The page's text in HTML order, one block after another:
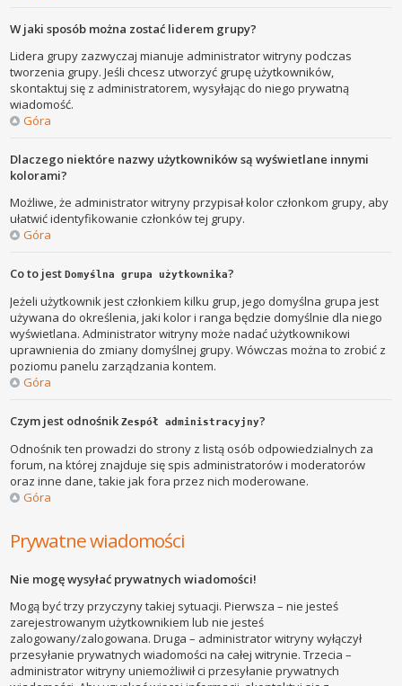
W jaki sposób można zostać liderem grupy?
Lidera grupy zazwyczaj mianuje administrator witryny podczas
tworzenia grupy. Jeśli chcesz utworzyć grupę użytkowników,
skontaktuj się z administratorem, wysyłając do niego prywatną
wiadomość.
Góra
Dlaczego niektóre nazwy użytkowników są wyświetlane innymi
kolorami?
Możliwe, że administrator witryny przypisał kolor członkom grupy, aby
ułatwić identyfikowanie członków tej grupy.
Góra
Co to jestDomyślna grupa użytkownika?
Jeżeli użytkownik jest członkiem kilku grup, jego domyślna grupa jest
używana do określenia, jaki kolor i ranga będzie domyślnie dla niego
wyświetlana. Administrator witryny może nadać użytkownikowi
uprawnienia do zmiany domyślnej grupy. Wówczas można to zrobić z
poziomu panelu zarządzania kontem.
Góra
Czym jest odnośnikZespół administracyjny?
Odnośnik ten prowadzi do strony z listą osób odpowiedzialnych za
forum, na której znajduje się spis administratorów i moderatorów
oraz inne dane, takie jak fora przez nich moderowane.
Góra
Prywatne wiadomości
Nie mogę wysyłać prywatnych wiadomości!
Mogą być trzy przyczyny takiej sytuacji. Pierwsza – nie jesteś
zarejestrowanym użytkownikiem lub nie jesteś
zalogowany/zalogowana. Druga – administrator witryny wyłączył
przesyłanie prywatnych wiadomości na całej witrynie. Trzecia –
administrator witryny uniemożliwił ci przesyłanie prywatnych